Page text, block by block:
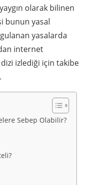
olarak bilinen
bunun yasal
yasalarda
internet
izlediği için takibe
Sebep Olabilir?